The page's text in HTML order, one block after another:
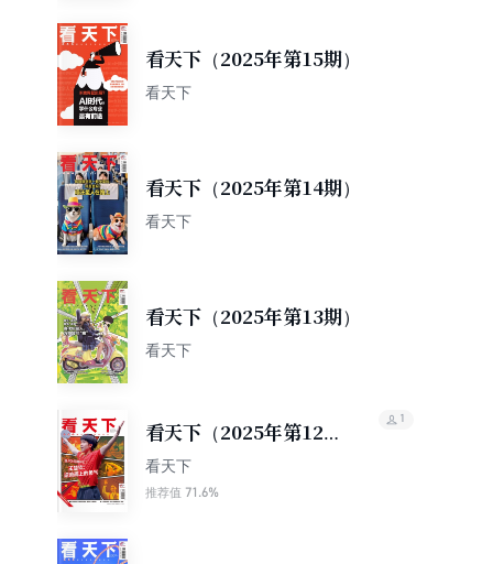
看天下（2025年第15期）
看天下
看天下（2025年第14期）
看天下
看天下（2025年第13期）
看天下
看天下（2025年第12
期）
看天下
推荐值 71.6%
1